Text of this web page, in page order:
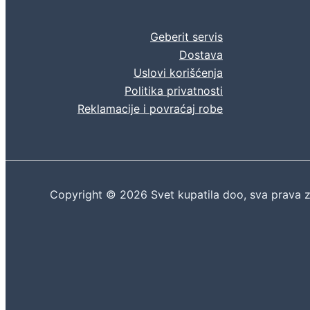
Geberit servis
Dostava
Uslovi korišćenja
Politika privatnosti
Reklamacije i povraćaj robe
Copyright © 2026 Svet kupatila doo, sva prava